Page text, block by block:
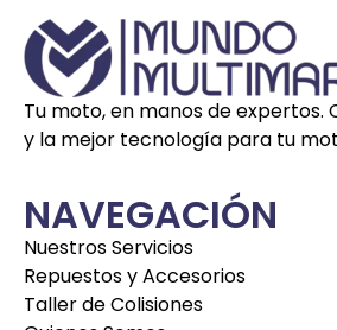
Tu moto, en manos de expertos.
y la mejor tecnología para tu
NAVEGACIÓN
Nuestros Servicios
Repuestos y Accesorios
Taller de Colisiones